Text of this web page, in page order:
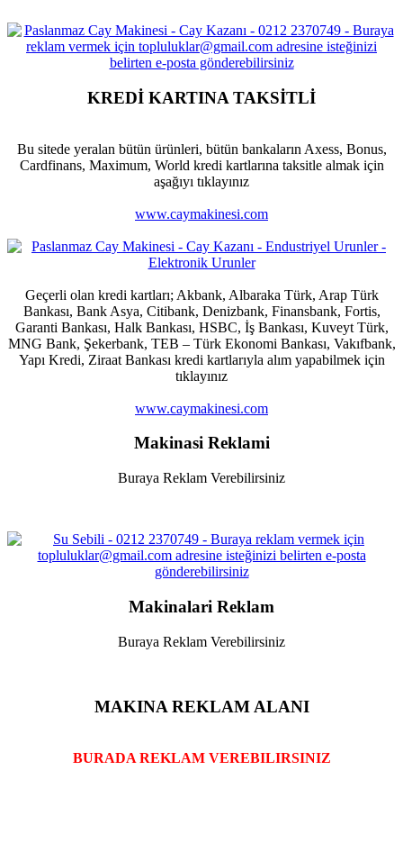
KREDİ KARTINA TAKSİTLİ
Bu sitede yeralan bütün ürünleri, bütün bankaların Axess, Bonus,
Cardfinans, Maximum, World kredi kartlarına taksitle almak için
aşağıyı tıklayınız
www.caymakinesi.com
Geçerli olan kredi kartları; Akbank, Albaraka Türk, Arap Türk
Bankası, Bank Asya, Citibank, Denizbank, Finansbank, Fortis,
Garanti Bankası, Halk Bankası, HSBC, İş Bankası, Kuveyt Türk,
MNG Bank, Şekerbank, TEB – Türk Ekonomi Bankası, Vakıfbank,
Yapı Kredi, Ziraat Bankası kredi kartlarıyla alım yapabilmek için
tıklayınız
www.caymakinesi.com
Makinasi Reklami
Buraya Reklam Verebilirsiniz
Makinalari Reklam
Buraya Reklam Verebilirsiniz
MAKINA REKLAM ALANI
BURADA REKLAM VEREBILIRSINIZ